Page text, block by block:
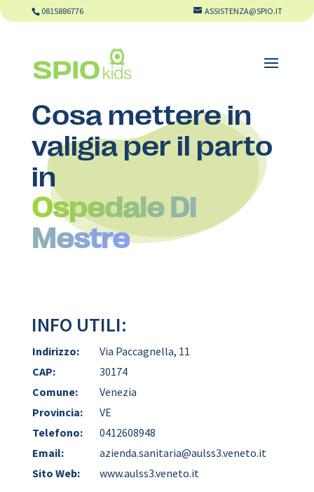
0815886776 ASSISTENZA@SPIO.IT
Cosa mettere in
valigia per il parto
in
Ospedale Di
Mestre
INFO UTILI:
Indirizzo:
Via Paccagnella, 11
CAP:
30174
Comune:
Venezia
Provincia:
VE
Telefono:
0412608948
Email:
azienda.sanitaria@aulss3.veneto.it
Sito Web:
www.aulss3.veneto.it